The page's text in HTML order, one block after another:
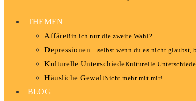
THEMEN
AffäreBin ich nur die zweite Wahl?
Depressionen…selbst wenn du es nicht glaubst,
Kulturelle UnterschiedeKulturelle
Häusliche GewaltNicht mehr mit mir!
BLOG